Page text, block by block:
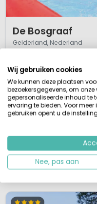
De Bosgraaf
Gelderland, Nederland
Fijne comfortcamping met
Aan de rand van de Veluwe
Verwarmd openlucht
Tijdens schoolvakanties
Ardoercamping de Bosgraaf
de Veluwe. Op deze
Ideaal voor kampeerders die
zijn alle plaatsen royaal. Ook
Bekijk details
Wij gebruiken cookies
We kunnen deze plaatsen
bezoekersgegevens, om onze
gepersonaliseerde inhoud te
ervaring te bieden. Voor
gebruiken opent u de
Nee, pas aan